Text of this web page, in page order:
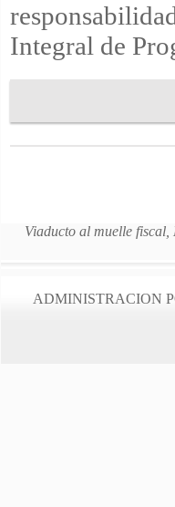
Integral de
Viaducto al muelle
ADMINISTRACION